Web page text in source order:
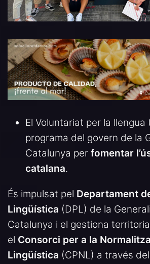
El Voluntariat per la llengua
programa del govern de la
Catalunya per fomentar
catalana.
És impulsat pel Departament
Lingüística (DPL) de la
Catalunya i el gestiona
el Consorci per a la
Lingüística (CPNL) a través